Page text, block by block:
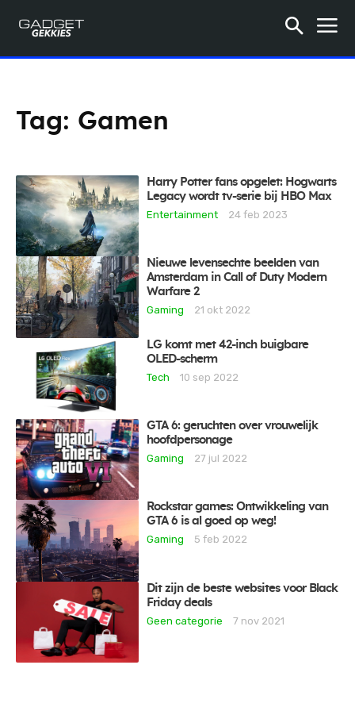
Tag: Gamen
Harry Potter fans opgelet: Hogwarts
Legacy wordt tv-serie bij HBO Max
Entertainment
24 feb 2023
Nieuwe levensechte beelden van
Amsterdam in Call of Duty Modern
Warfare 2
Gaming
21 okt 2022
LG komt met 42-inch buigbare
OLED-scherm
Tech
10 sep 2022
GTA 6: geruchten over vrouwelijk
hoofdpersonage
Gaming
27 jul 2022
Rockstar games: Ontwikkeling van
GTA 6 is al goed op weg!
Gaming
5 feb 2022
Dit zijn de beste websites voor Black
Friday deals
Geen categorie
7 nov 2021